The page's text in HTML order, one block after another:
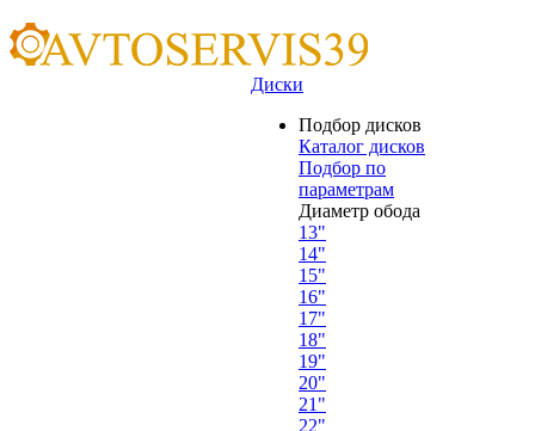
Диски
Подбор дисков
Каталог дисков
Подбор по
параметрам
Диаметр обода
13"
14"
15"
16"
17"
18"
19"
20"
21"
22"